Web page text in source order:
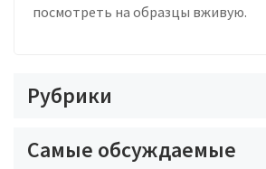
посмотреть на образцы вживую.
Рубрики
Самые обсуждаемые